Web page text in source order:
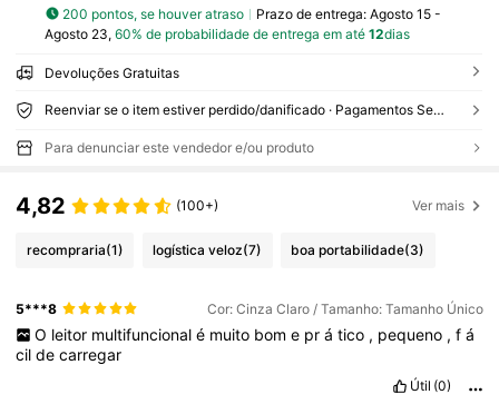
200 pontos, se houver atraso Prazo de entrega: Agosto 15 -
Agosto 23, 60% de probabilidade de entrega em até 12dias
Devoluções Gratuitas
Reenviar se o item estiver perdido/danificado · Pagamentos Seguros · Proteção de privacidade
Para denunciar este vendedor e/ou produto
4,82 (100+) Ver mais
recompraria(1) logística veloz(7) boa portabilidade(3)
5***8 Cor: Cinza Claro / Tamanho: Tamanho Único
O leitor multifuncional é muito bom e pr á tico , pequeno , f á
cildecarregar
Útil (0)